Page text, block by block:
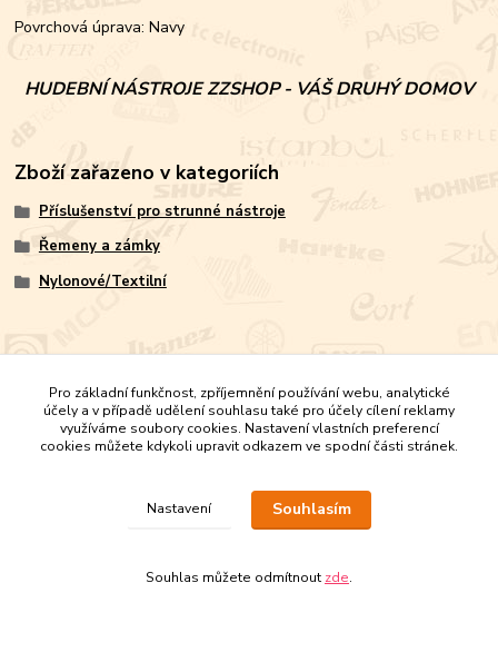
Povrchová úprava: Navy
HUDEBNÍ NÁSTROJE ZZSHOP - VÁŠ DRUHÝ DOMOV
Zboží zařazeno v kategoriích
Příslušenství pro strunné nástroje
Řemeny a zámky
Nylonové/Textilní
Exkluzivně v našem obchodě
Pro základní funkčnost, zpříjemnění používání webu, analytické
účely a v případě udělení souhlasu také pro účely cílení reklamy
využíváme soubory cookies. Nastavení vlastních preferencí
cookies můžete kdykoli upravit odkazem ve spodní části stránek.
Nastavení Souhlasím
Souhlas můžete odmítnout zde.